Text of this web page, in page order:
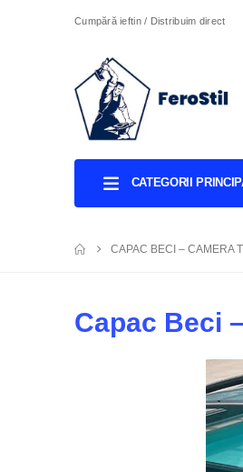
Cumpără ieftin / Distribuim direct
CATEGORII
CAPAC BECI – CAMERA
Capac Beci